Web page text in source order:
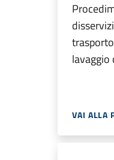
lavaggio
VAI ALLA